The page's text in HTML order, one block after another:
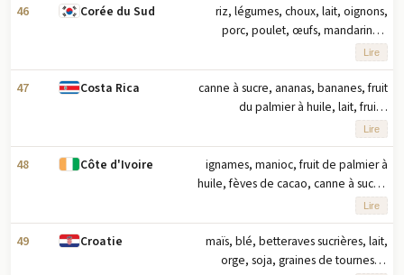
fonction du tonnage
46 Corée du Sud
riz, légumes, choux, lait, oignons,
porc, poulet, œufs, mandarines,
pommes de terre (2023) note : les
dix principaux produits agricoles
basés sur le tonnage
Lire
47 Costa Rica
canne à sucre, ananas, bananes, fruit
du palmier à huile, lait, fruits,
oranges, poulet, manioc, bœuf
(2023) note : dix principaux produits
agricoles par tonnage
Lire
48 Côte d'Ivoire
ignames, manioc, fruit de palmier à
huile, fèves de cacao, canne à sucre,
plantains, riz, caoutchouc, maïs, noix
de cajou (2023) note : dix principaux
produits agricoles basés sur le
tonnage
Lire
49 Croatie
maïs, blé, betteraves sucrières, lait,
orge, soja, graines de tournesol,